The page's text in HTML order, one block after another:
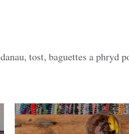
tost, baguettes a phryd